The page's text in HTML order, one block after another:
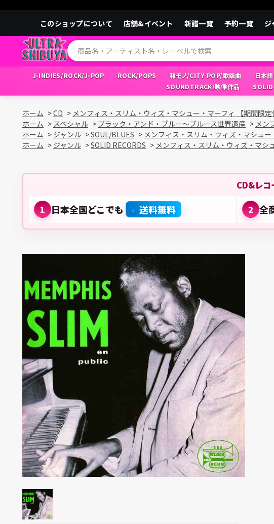
このショップについて 店舗&イベント 新譜一覧 予約一覧 ジ
J-INDIES/ROCK/J-POP ROCK/POPS 和モノ/CITY POP/歌謡曲 日本
SOUNDTRACK/映像作品
SOLID
ホーム >CD > メンフィス・スリム・ウィズ・マシュー・マーフィ 【期間限定
ホーム > スペシャル > ブラック・アンド・ブルー～ブルース世界遺産 > メン
ホーム > ジャンル >SOUL/BLUES > メンフィス・スリム・ウィズ・マシュー
ホーム > ジャンル >SOLID RECORDS > メンフィス・スリム・ウィズ・マシ
CD&レ
1 日本全国どこでも 送料無料 2 全